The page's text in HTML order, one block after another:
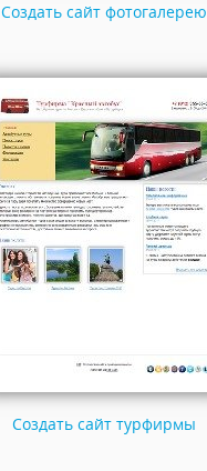
Создать сайт фотогалерею
Создать сайт турфирмы